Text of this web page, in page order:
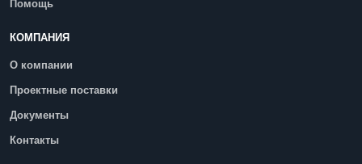
Помощь
КОМПАНИЯ
О компании
Проектные поставки
Документы
Контакты